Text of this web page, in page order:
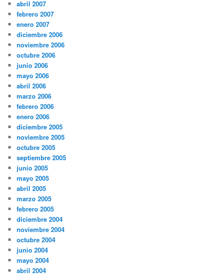
abril 2007
febrero 2007
enero 2007
diciembre 2006
noviembre 2006
octubre 2006
junio 2006
mayo 2006
abril 2006
marzo 2006
febrero 2006
enero 2006
diciembre 2005
noviembre 2005
octubre 2005
septiembre 2005
junio 2005
mayo 2005
abril 2005
marzo 2005
febrero 2005
diciembre 2004
noviembre 2004
octubre 2004
junio 2004
mayo 2004
abril 2004